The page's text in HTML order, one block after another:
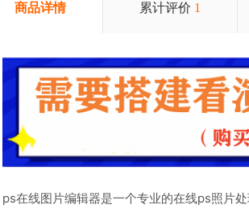
商品详情 累计评价 1
ps在线图片编辑器是一个专业的在线ps照片